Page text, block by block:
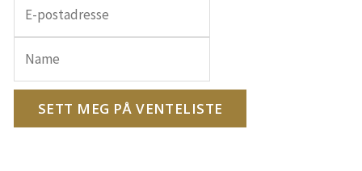
inn
e-
postadressen
din
SETT MEG PÅ VENTELISTE